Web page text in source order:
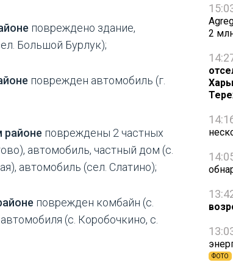
повреждено здание,
Большой Бурлук);
поврежден автомобиль (г.
районе повреждены 2 частных
автомобиль, частный дом (с.
автомобиль (сел. Слатино);
поврежден комбайн (с.
(с. Коробочкино, с.
2
ФОТО